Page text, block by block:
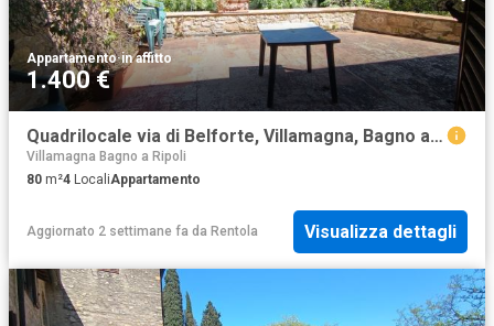
Appartamento·in affitto
1.400 €
Quadrilocale via di Belforte, Villamagna, Bagno a Ripoli
Villamagna Bagno a Ripoli
80 m²4 LocaliAppartamento
Aggiornato 2 settimane fa da Rentola Visualizza dettagli